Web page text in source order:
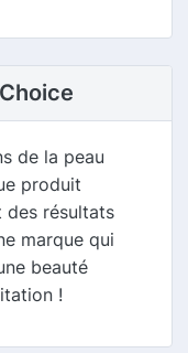
de la peau
produit
des résultats
marque qui
beauté
!